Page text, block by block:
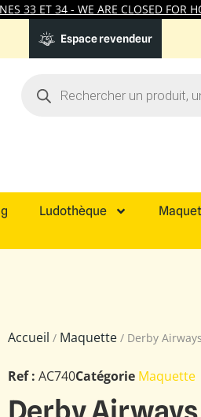
33 ET 34 - WE ARE CLOSED FOR
Espace revendeur
Ludothèque
Accueil / Maquette / Derby
Ref : AC740Catégorie Maquette